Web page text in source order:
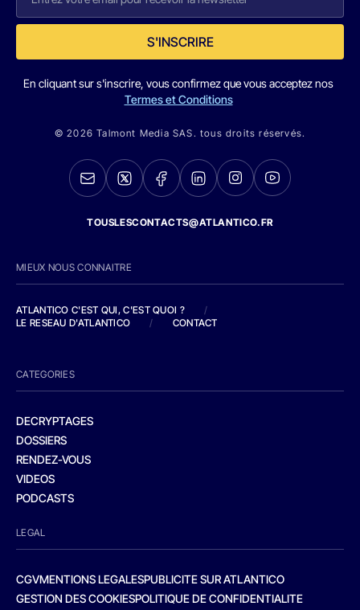
S'INSCRIRE
En cliquant sur s'inscrire, vous confirmez que vous acceptez nos
Termes et Conditions
© 2026 Talmont Media SAS. tous droits réservés.
TOUSLESCONTACTS@ATLANTICO.FR
MIEUX NOUS CONNAITRE
ATLANTICO C'EST QUI, C'EST QUOI ?
/
LE RESEAU D'ATLANTICO
/ CONTACT
CATEGORIES
DECRYPTAGES
DOSSIERS
RENDEZ-VOUS
VIDEOS
PODCASTS
LEGAL
CGVMENTIONS LEGALESPUBLICITE SUR ATLANTICO
GESTION DES COOKIESPOLITIQUE DE CONFIDENTIALITE